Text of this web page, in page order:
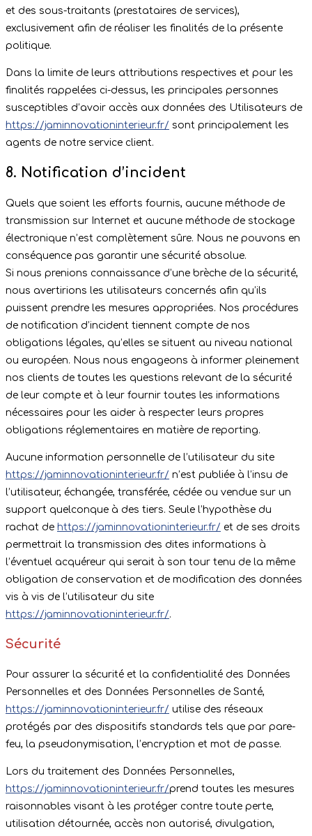
et des sous-traitants (prestataires de services),
exclusivement afin de réaliser les finalités de la présente
politique.
Dans la limite de leurs attributions respectives et pour les
finalités rappelées ci-dessus, les principales personnes
susceptibles d’avoir accès aux données des Utilisateurs de
https://jaminnovationinterieur.fr/ sont principalement les
agents de notre service client.
8. Notification d’incident
Quels que soient les efforts fournis, aucune méthode de
transmission sur Internet et aucune méthode de stockage
électronique n’est complètement sûre. Nous ne pouvons en
conséquence pas garantir une sécurité absolue.
Si nous prenions connaissance d’une brèche de la sécurité,
nous avertirions les utilisateurs concernés afin qu’ils
puissent prendre les mesures appropriées. Nos procédures
de notification d’incident tiennent compte de nos
obligations légales, qu’elles se situent au niveau national
ou européen. Nous nous engageons à informer pleinement
nos clients de toutes les questions relevant de la sécurité
de leur compte et à leur fournir toutes les informations
nécessaires pour les aider à respecter leurs propres
obligations réglementaires en matière de reporting.
Aucune information personnelle de l’utilisateur du site
https://jaminnovationinterieur.fr/ n’est publiée à l’insu de
l’utilisateur, échangée, transférée, cédée ou vendue sur un
support quelconque à des tiers. Seule l’hypothèse du
rachat de https://jaminnovationinterieur.fr/ et de ses droits
permettrait la transmission des dites informations à
l’éventuel acquéreur qui serait à son tour tenu de la même
obligation de conservation et de modification des données
vis à vis de l’utilisateur du site
https://jaminnovationinterieur.fr/.
Sécurité
Pour assurer la sécurité et la confidentialité des Données
Personnelles et des Données Personnelles de Santé,
https://jaminnovationinterieur.fr/ utilise des réseaux
protégés par des dispositifs standards tels que par pare-
feu, la pseudonymisation, l’encryption et mot de passe.
Lors du traitement des Données Personnelles,
https://jaminnovationinterieur.fr/prend toutes les mesures
raisonnables visant à les protéger contre toute perte,
utilisation détournée, accès non autorisé, divulgation,